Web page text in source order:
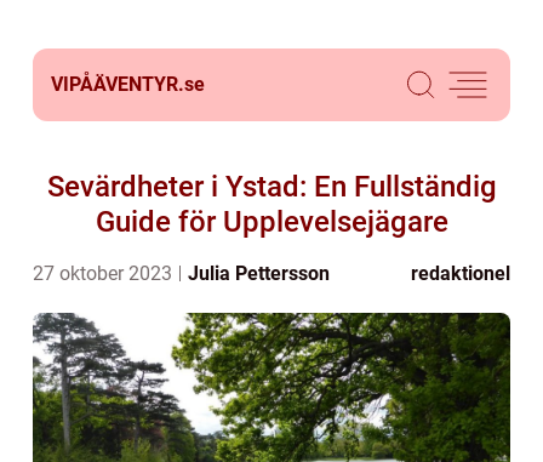
VIPÅÄVENTYR.se
Sevärdheter i Ystad: En Fullständig
Guide för Upplevelsejägare
27 oktober 2023 Julia Pettersson redaktionel